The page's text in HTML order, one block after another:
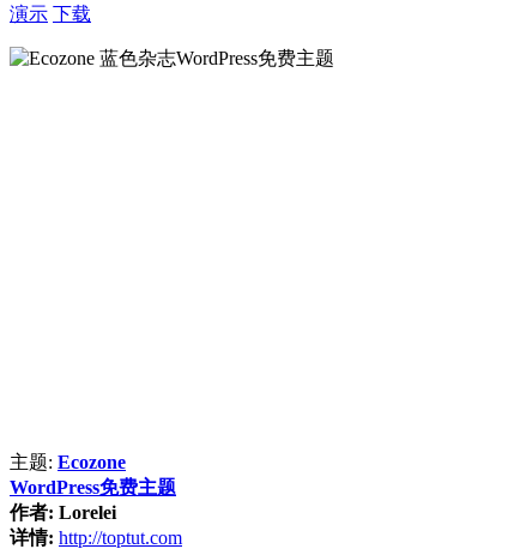
演示 下载
主题: Ecozone
WordPress免费主题
作者: Lorelei
详情: http://toptut.com